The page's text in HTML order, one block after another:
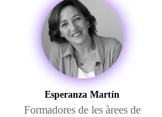
Esperanza Martín
Formadores de les àrees de